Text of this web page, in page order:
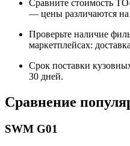
Сравните стоимость
— цены различаются на
Проверьте наличие
маркетплейсах:
Срок поставки
30 дней.
Сравнение
SWM G01